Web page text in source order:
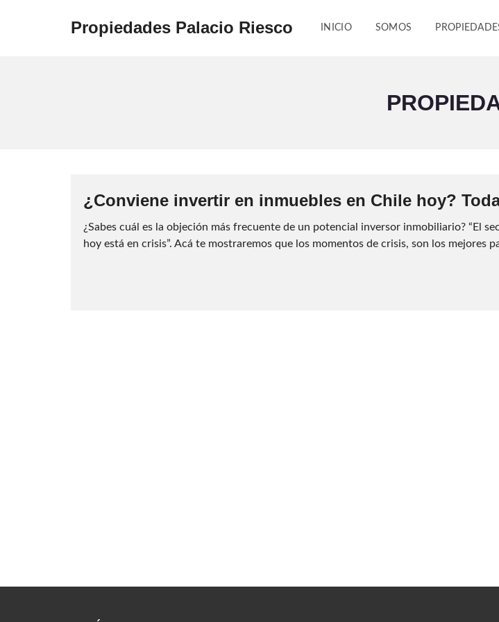
Propiedades Palacio Riesco INICIO SOMOS
¿Conviene invertir en inmuebles en Chile hoy?
¿Sabes cuál es la objeción más frecuente de un potencial inversor inmobiliario? “El
hoy está en crisis”. Acá te mostraremos que los momentos de crisis, son los mejores